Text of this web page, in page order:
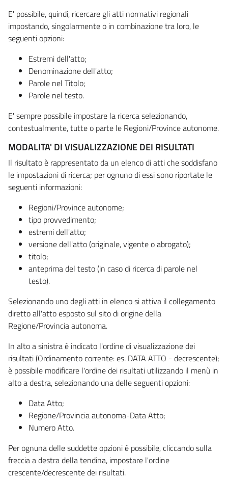
E' possibile, quindi, ricercare gli atti normativi regionali
impostando, singolarmente o in combinazione tra loro, le
seguenti opzioni:
Estremi dell'atto;
Denominazione dell'atto;
Parole nel Titolo;
Parole nel testo.
E' sempre possibile impostare la ricerca selezionando,
contestualmente, tutte o parte le Regioni/Province autonome.
MODALITA' DI VISUALIZZAZIONE DEI RISULTATI
Il risultato è rappresentato da un elenco di atti che soddisfano
le impostazioni di ricerca; per ognuno di essi sono riportate le
seguenti informazioni:
Regioni/Province autonome;
tipo provvedimento;
estremi dell'atto;
versione dell'atto (originale, vigente o abrogato);
titolo;
anteprima del testo (in caso di ricerca di parole nel
testo).
Selezionando uno degli atti in elenco si attiva il collegamento
diretto all'atto esposto sul sito di origine della
Regione/Provincia autonoma.
In alto a sinistra è indicato l'ordine di visualizzazione dei
risultati (Ordinamento corrente: es. DATA ATTO - decrescente);
è possibile modificare l'ordine dei risultati utilizzando il menù in
alto a destra, selezionando una delle seguenti opzioni:
Data Atto;
Regione/Provincia autonoma-Data Atto;
Numero Atto.
Per ognuna delle suddette opzioni è possibile, cliccando sulla
freccia a destra della tendina, impostare l'ordine
crescente/decrescente dei risultati.